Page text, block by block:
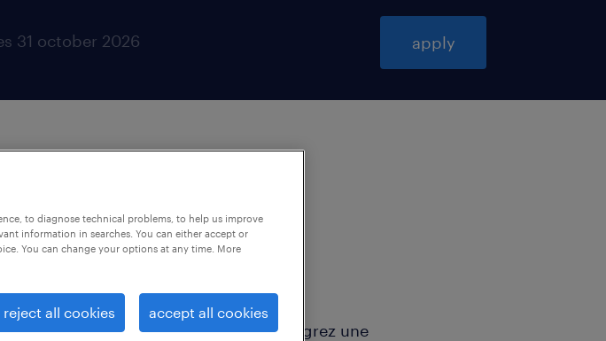
31 october 2026 apply
du Chef d'Atelier, vous intégrez une
to diagnose technical problems, to help us improve
information in searches. You can either accept or
You can change your options at any time. More
reject all cookies accept all cookies